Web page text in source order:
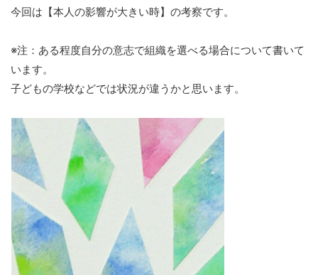
今回は【本人の影響が大きい時】の考察です。
※注：ある程度自分の意志で組織を選べる場合について書いて
います。
子どもの学校などでは状況が違うかと思います。